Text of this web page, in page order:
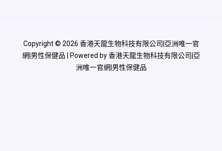
Copyright © 2026 香港天龍生物科技有限公司|亞洲唯一官
網|男性保健品 | Powered by 香港天龍生物科技有限公司|亞
洲唯一官網|男性保健品